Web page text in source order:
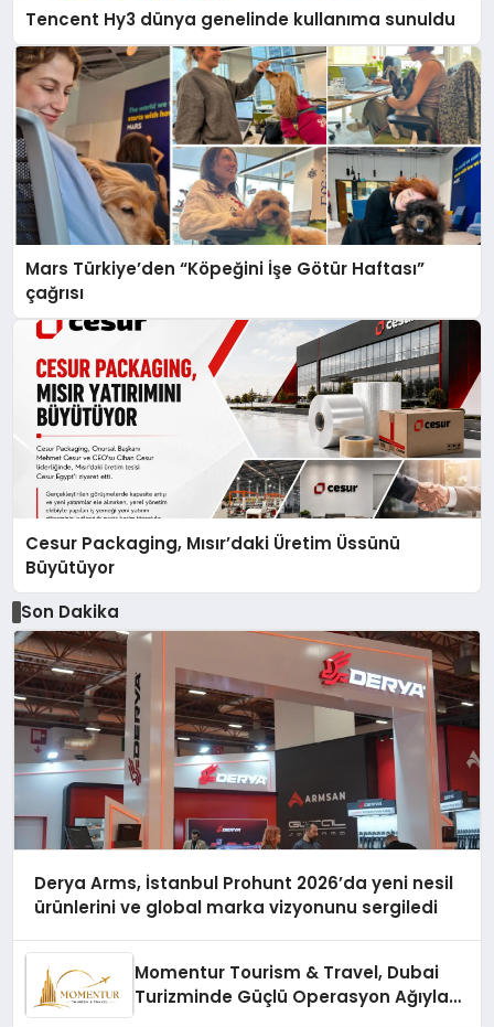
Tencent Hy3 dünya genelinde kullanıma sunuldu
Mars Türkiye’den “Köpeğini İşe Götür Haftası”
çağrısı
Cesur Packaging, Mısır’daki Üretim Üssünü
Büyütüyor
Son Dakika
Derya Arms, İstanbul Prohunt 2026’da yeni nesil
ürünlerini ve global marka vizyonunu sergiledi
Momentur Tourism & Travel, Dubai
Turizminde Güçlü Operasyon Ağıyla